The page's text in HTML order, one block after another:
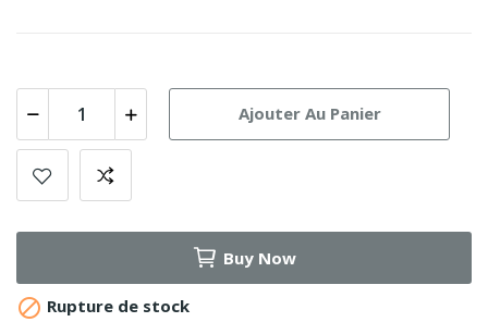
Ajouter Au Panier
Buy Now
 Rupture de stock